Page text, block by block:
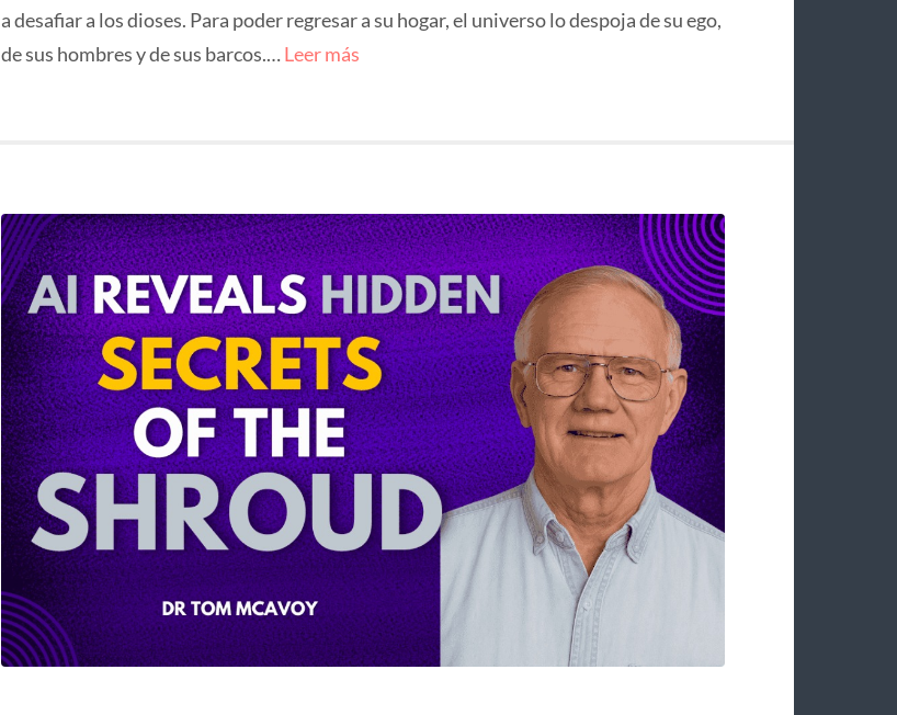
a desafiar a los dioses. Para poder regresar a su hogar, el universo lo despoja de su ego,
de sus hombres y de sus barcos.…Leer más